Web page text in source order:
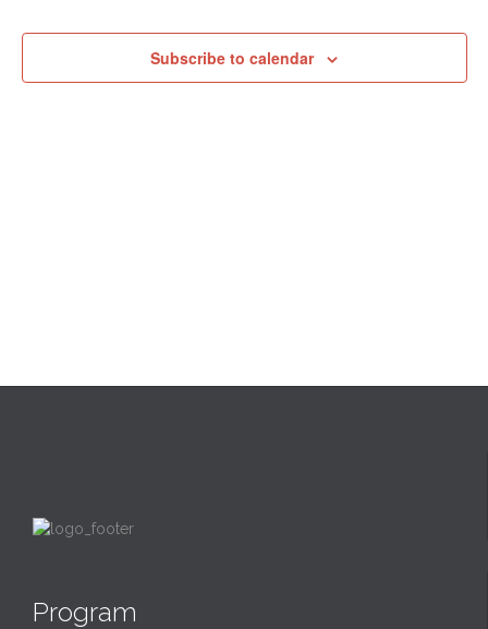
Subscribe to calendar
Program